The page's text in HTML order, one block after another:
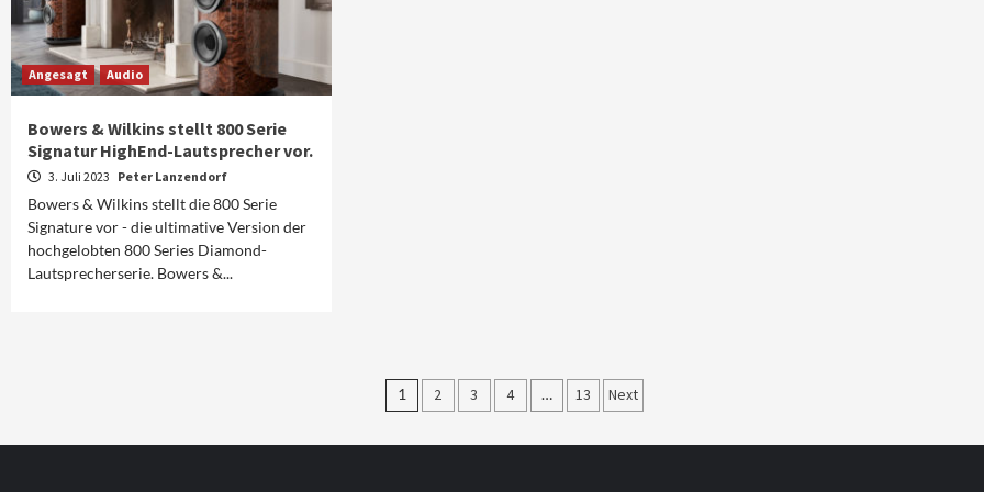
Angesagt Audio
Bowers & Wilkins stellt 800 Serie
Signatur HighEnd-Lautsprecher vor.
3. Juli 2023 Peter Lanzendorf
Bowers & Wilkins stellt die 800 Serie
Signature vor - die ultimative Version der
hochgelobten 800 Series Diamond-
Lautsprecherserie. Bowers &...
Seitennummerierung
der
1 2 3 4 … 13 Next